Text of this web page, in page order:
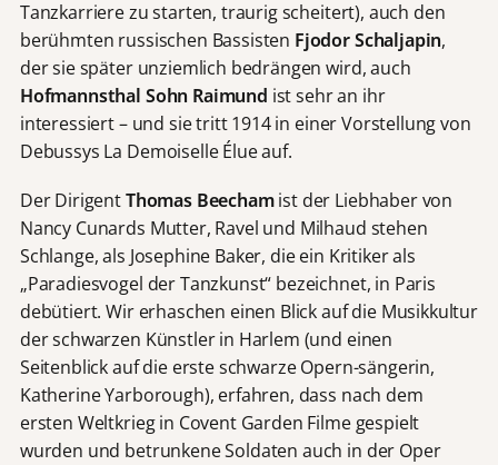
Tanzkarriere zu starten, traurig scheitert), auch den
berühmten russischen Bassisten Fjodor Schaljapin,
der sie später unziemlich bedrängen wird, auch
Hofmannsthal Sohn Raimund ist sehr an ihr
interessiert – und sie tritt 1914 in einer Vorstellung von
Debussys La Demoiselle Élue auf.
Der DirigentThomas Beechamist der Liebhaber von
Nancy Cunards Mutter, Ravel und Milhaud stehen
Schlange, als Josephine Baker, die ein Kritiker als
„Paradiesvogel der Tanzkunst“ bezeichnet, in Paris
debütiert. Wir erhaschen einen Blick auf die Musikkultur
der schwarzen Künstler in Harlem (und einen
Seitenblick auf die erste schwarze Opern-sängerin,
Katherine Yarborough), erfahren, dass nach dem
ersten Weltkrieg in Covent Garden Filme gespielt
wurden und betrunkene Soldaten auch in der Oper